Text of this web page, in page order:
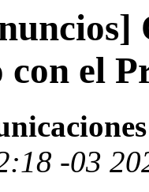
el
-03